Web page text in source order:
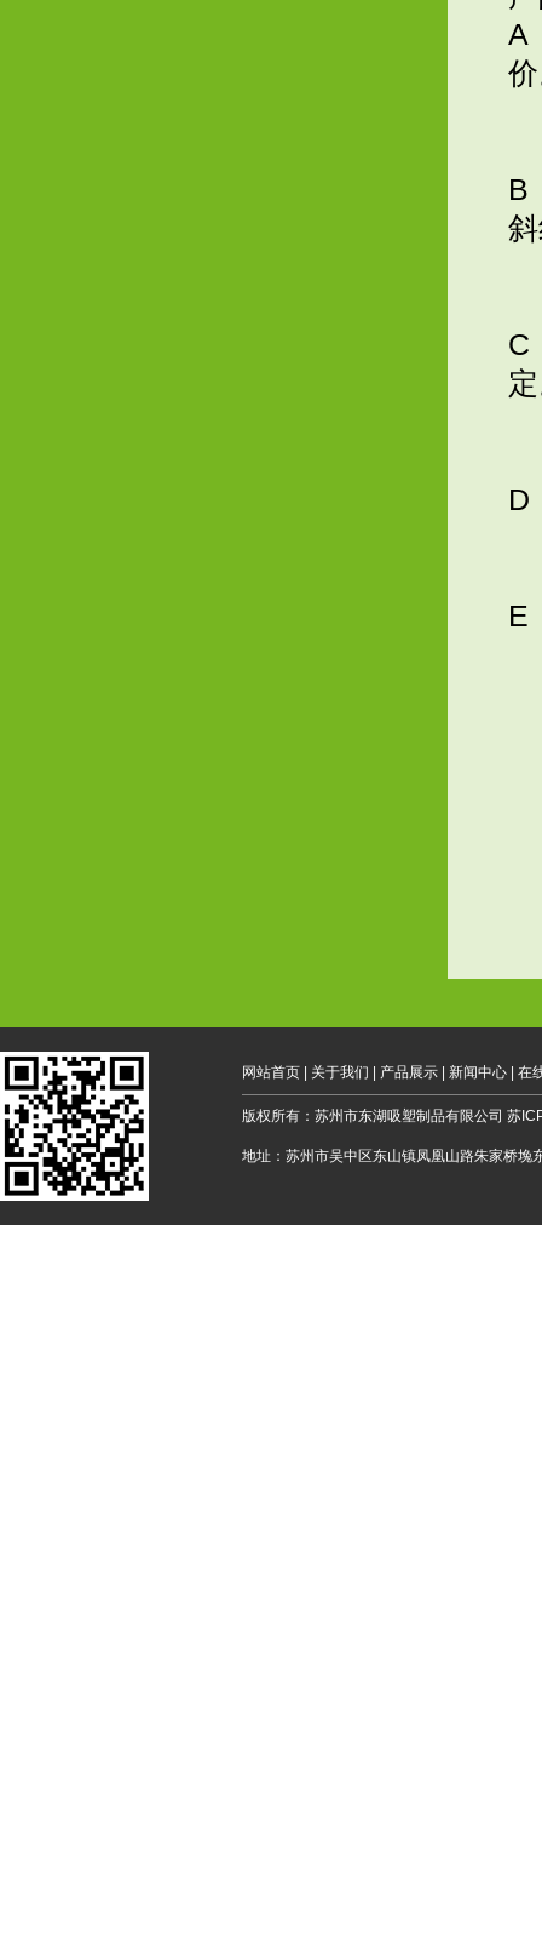
A
B
C
D
E
网站首页 关于我们 产品展示 新闻中心 在
版权所有：苏州市东湖吸塑制品有限公司 苏
地址：苏州市吴中区东山镇凤凰山路朱家桥堍